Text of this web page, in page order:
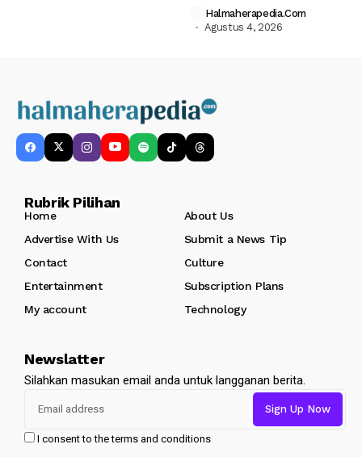
Halmaherapedia.com
Agustus 4, 2026
Rubrik Pilihan
Home
About Us
Advertise With Us
Submit a News Tip
Contact
Culture
Entertainment
Subscription Plans
My account
Technology
Newslatter
Silahkan masukan email anda untuk langganan berita.
I consent to the terms and conditions